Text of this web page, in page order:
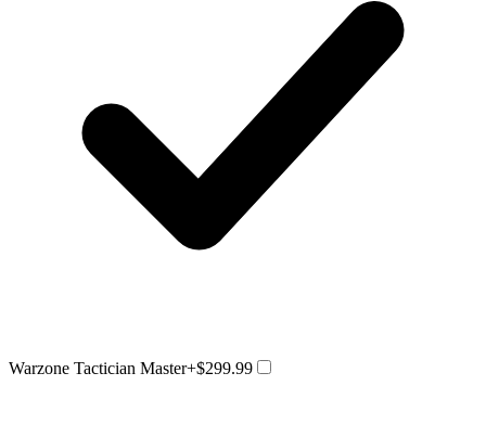
Warzone Tactician Master+$299.99